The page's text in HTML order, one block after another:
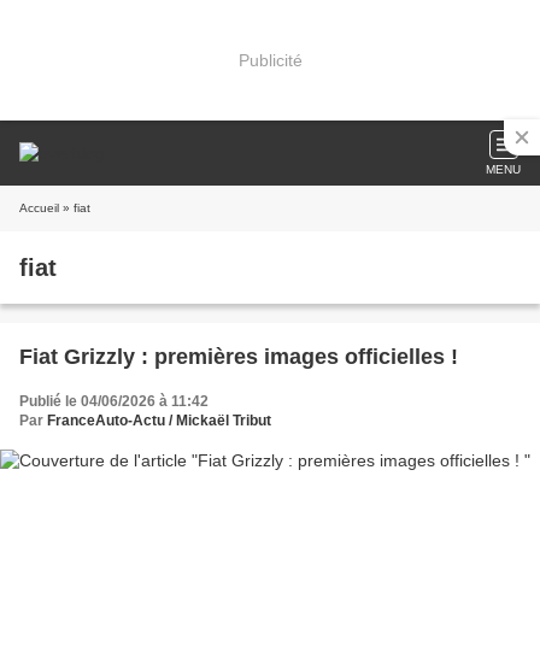
Publicité
MENU
Accueil » fiat
fiat
Fiat Grizzly : premières images officielles !
Publié le 04/06/2026 à 11:42
Par FranceAuto-Actu / Mickaël Tribut